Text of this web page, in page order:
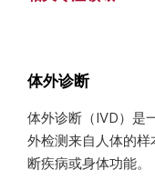
体外诊断
体外诊断（IVD）是
外检测来自人体的
断疾病或身体功能。